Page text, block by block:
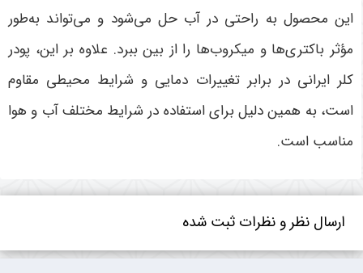
این محصول به راحتی در آب حل می‌شود و می‌تواند به‌طور
مؤثر باکتری‌ها و میکروب‌ها را از بین ببرد. علاوه بر این، پودر
کلر ایرانی در برابر تغییرات دمایی و شرایط محیطی مقاوم
است، به همین دلیل برای استفاده در شرایط مختلف آب و هوا
مناسب است.
ارسال نظر و نظرات ثبت شده